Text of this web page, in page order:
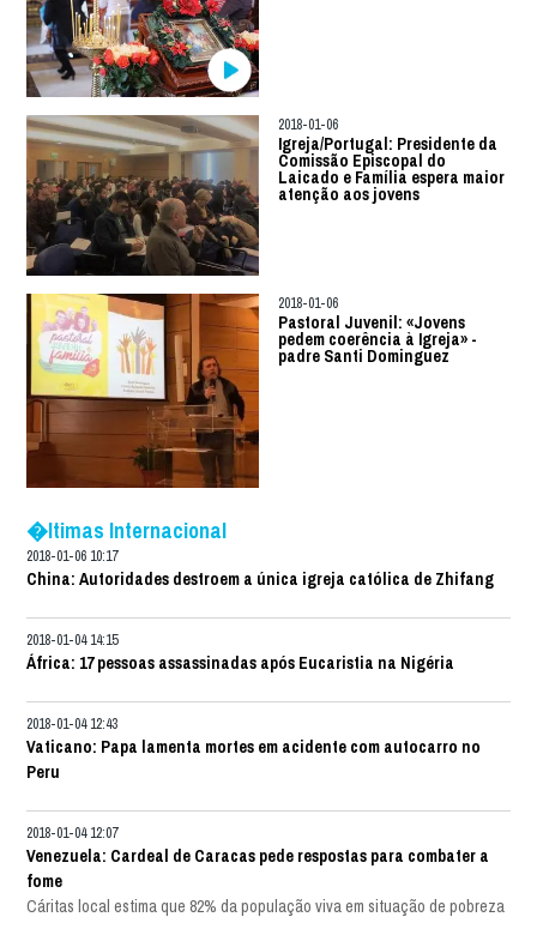
2018-01-06
Igreja/Portugal: Presidente da
Comissão Episcopal do
Laicado e Família espera maior
atenção aos jovens
2018-01-06
Pastoral Juvenil: «Jovens
pedem coerência à Igreja» -
padre Santi Dominguez
�ltimas Internacional
2018-01-06 10:17
China: Autoridades destroem a única igreja católica de Zhifang
2018-01-04 14:15
África: 17 pessoas assassinadas após Eucaristia na Nigéria
2018-01-04 12:43
Vaticano: Papa lamenta mortes em acidente com autocarro no
Peru
2018-01-04 12:07
Venezuela: Cardeal de Caracas pede respostas para combater a
fome
Cáritas local estima que 82% da população viva em situação de pobreza